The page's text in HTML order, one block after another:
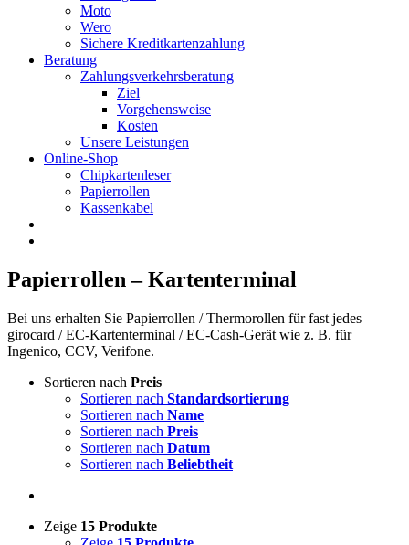
Moto
Wero
Sichere Kreditkartenzahlung
Beratung
Zahlungsverkehrsberatung
Ziel
Vorgehensweise
Kosten
Unsere Leistungen
Online-Shop
Chipkartenleser
Papierrollen
Kassenkabel
Papierrollen – Kartenterminal
Bei uns erhalten Sie Papierrollen / Thermorollen für fast jedes
girocard / EC-Kartenterminal / EC-Cash-Gerät wie z. B. für
Ingenico, CCV, Verifone.
Sortieren nach Preis
Sortieren nach Standardsortierung
Sortieren nach Name
Sortieren nach Preis
Sortieren nach Datum
Sortieren nach Beliebtheit
Zeige 15 Produkte